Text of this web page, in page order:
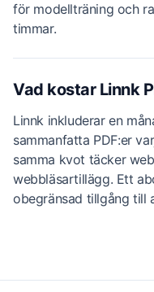
för modellträning och
timmar.
Vad kostar Linnk
Linnk inkluderar en
sammanfatta PDF:er
samma kvot täcker
webbläsartillägg. Ett
obegränsad tillgång till